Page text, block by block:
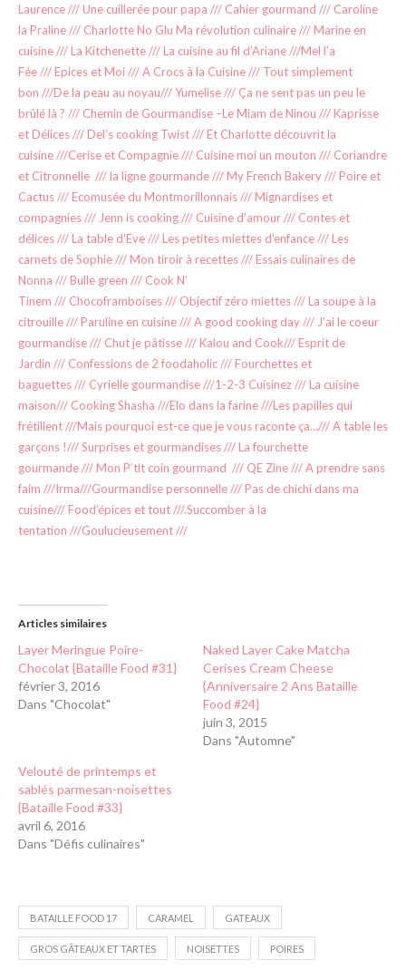
Laurence/// Une cuillerée pour papa /// Cahier gourmand /// Caroline
la Praline/// Charlotte No Glu Ma révolution culinaire/// Marine en
cuisine/// La Kitchenette/// La cuisine au fil d’Ariane///Mel l’a
Fée/// Epices et Moi///A Crocs à la Cuisine/// Tout simplement
bon ///De la peau au noyau///Yumelise/// Ça ne sent pas un peu le
brûlé là ? /// Chemin de Gourmandise –Le Miam de Ninou /// Kaprisse
et Délices/// Del’s cooking Twist/// Et Charlotte découvrit la
cuisine///Cerise et Compagnie/// Cuisine moi un mouton /// Coriandre
et Citronnelle /// la ligne gourmande/// My French Bakery/// Poire et
Cactus/// Ecomusée du Montmorillonnais/// Mignardises et
compagnies/// Jenn is cooking/// Cuisine d’amour/// Contes et
délices/// La table d’Eve/// Les petites miettes d’enfance/// Les
carnets de Sophie/// Mon tiroir à recettes/// Essais culinaires de
Nonna /// Bulle green /// Cook N’
Tinem /// Chocoframboises/// Objectif zéro miettes/// La soupe à la
citrouille/// Paruline en cuisine///A good cooking day/// J’ai le coeur
gourmandise/// Chut je pâtisse/// Kalou and Cook/// Esprit de
Jardin /// Confessions de 2 foodaholic/// Fourchettes et
baguettes/// Cyrielle gourmandise///1-2-3 Cuisinez/// La cuisine
maison/// Cooking Shasha ///Elo dans la farine///Les papilles qui
frétillent///Mais pourquoi est-ce que je vous raconte ça…///A table les
garçons !///Surprises et gourmandises/// La fourchette
gourmande/// Mon P’tit coin gourmand /// QE Zine///A prendre sans
faim ///Irma///Gourmandise personnelle/// Pas de chichi dans ma
cuisine/// Food’épices et tout///.Succomber à la
tentation ///Goulucieusement///
Articles similaires
Layer Meringue Poire-
Chocolat {Bataille Food #31}
février 3, 2016
Dans "Chocolat"
Naked Layer Cake Matcha
Cerises Cream Cheese
{Anniversaire 2 Ans Bataille
Food #24}
juin 3, 2015
Dans "Automne"
Velouté de printemps et
sablés parmesan-noisettes
{Bataille Food #33}
avril 6, 2016
Dans "Défis culinaires"
BATAILLE FOOD 17 CARAMEL GATEAUX
GROS GÂTEAUX ET TARTES NOISETTES POIRES